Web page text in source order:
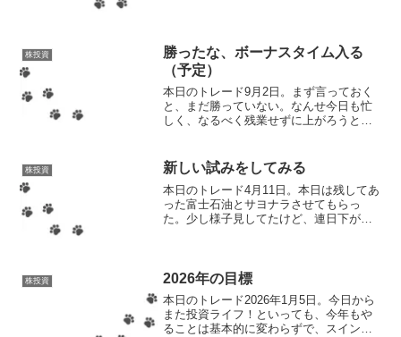
う。楽天グルー...
株投資
勝ったな、ボーナスタイム入る
（予定）
本日のトレード9月2日。まず言っておく
と、まだ勝っていない。なんせ今日も忙
しく、なるべく残業せずに上がろうと思
るという、謎のマルチタスク？状態だっ
た。昼休みなんてほぼな...
株投資 新しい試みをしてみる
本日のトレード4月11日。本日は残してあ
った富士石油とサヨナラさせてもらっ
た。少し様子見してたけど、連日下がり
も売却。こちらは想...
株投資 2026年の目標
本日のトレード2026年1月5日。今日から
また投資ライフ！といっても、今年もや
ることは基本的に変わらずで、スイング